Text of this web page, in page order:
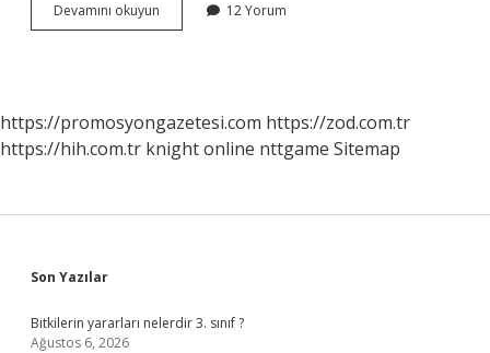
Devamını okuyun
Tane
12 Yorum
https://promosyongazetesi.com https://zod.com.tr
https://hih.com.tr knight online nttgame Sitemap
Sidebar
Son Yazılar
Bitkilerin yararları nelerdir 3. sınıf ?
Ağustos 6, 2026